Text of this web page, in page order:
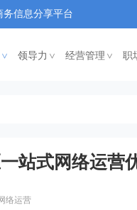
信息分享平台
领导力 < 经营管理< 职
站式网络运营
络运营